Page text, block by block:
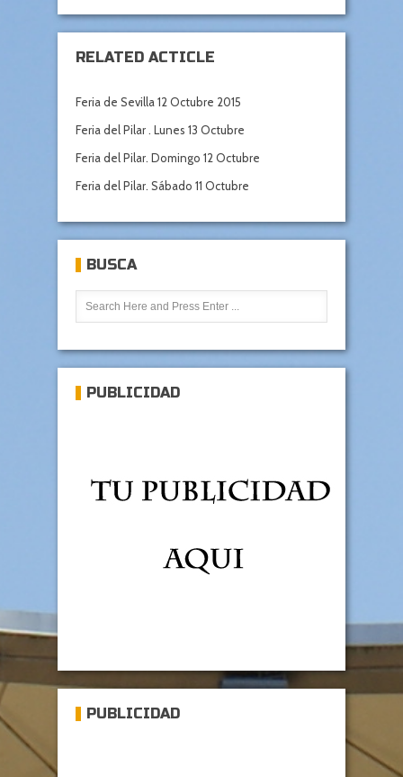
RELATED ACTICLE
Feria de Sevilla 12 Octubre 2015
Feria del Pilar . Lunes 13 Octubre
Feria del Pilar. Domingo 12 Octubre
Feria del Pilar. Sábado 11 Octubre
BUSCA
PUBLICIDAD
PUBLICIDAD